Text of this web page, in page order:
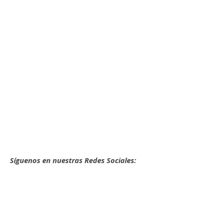
Síguenos en nuestras Redes Sociales: